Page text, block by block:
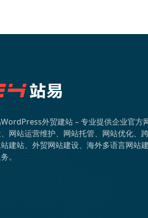
外贸建站 – 专业提供企业官方
网站运营维护、网站托管、网站优化、
建站、外贸网站建设、海外多语言网站
。